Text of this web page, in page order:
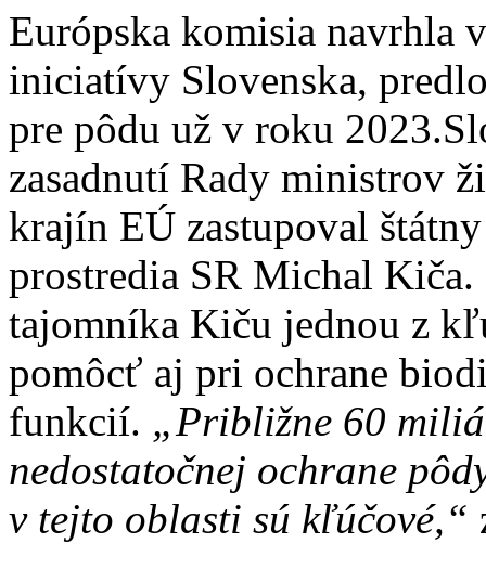
Európska komisia navrhla
iniciatívy Slovenska,
pre pôdu už v roku
zasadnutí Rady ministrov
krajín EÚ zastupoval
prostredia SR Michal
tajomníka Kiču jednou z
pomôcť aj pri ochrane
funkcií. „Približne 60
nedostatočnej ochrane
v tejto oblasti sú kľúčové,“